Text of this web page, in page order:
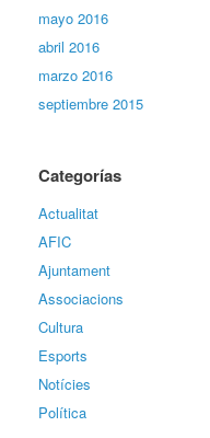
mayo 2016
abril 2016
marzo 2016
septiembre 2015
Categorías
Actualitat
AFIC
Ajuntament
Associacions
Cultura
Esports
Notícies
Política